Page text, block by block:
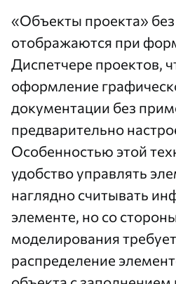
«Объекты проекта»
отображаются при
Диспетчере проектов,
оформление
документации без
предварительно
Особенностью этой
удобство управлять
наглядно считывать
элементе, но со
моделирования
распределение